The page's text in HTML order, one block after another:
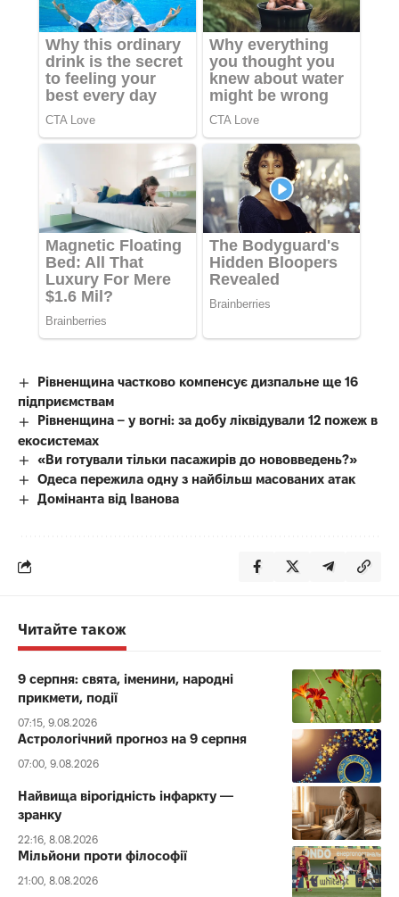
Рівненщина частково компенсує дизпальне ще 16
підприємствам
Рівненщина – у вогні: за добу ліквідували 12 пожеж в
екосистемах
«Ви готували тільки пасажирів до нововведень?»
Одеса пережила одну з найбільш масованих атак
Домінанта від Іванова
Читайте також
9 серпня: свята, іменини, народні
прикмети, події
07:15, 9.08.2026
Астрологічний прогноз на 9 серпня
07:00, 9.08.2026
Найвища вірогідність інфаркту —
зранку
22:16, 8.08.2026
Мільйони проти філософії
21:00, 8.08.2026